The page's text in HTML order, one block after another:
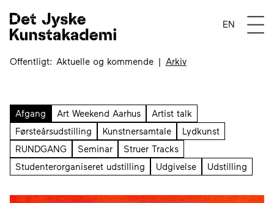
Åben
EN
Begivenheder mærket
Offentligt Aktuelle og kommende Arkiv
Afgang Art Weekend Aarhus
Artist talk
Førsteårsudstilling
Kunstnersamtale
Lydkunst
RUNDGANG
Seminar
Struer Tracks
Studenterorganiseret udstilling
Udgivelse Udstilling